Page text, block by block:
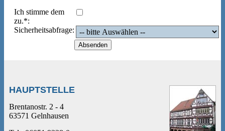
Ich stimme dem
zu.*:
Sicherheitsabfrage:
HAUPTSTELLE
Brentanostr. 2 - 4
63571 Gelnhausen